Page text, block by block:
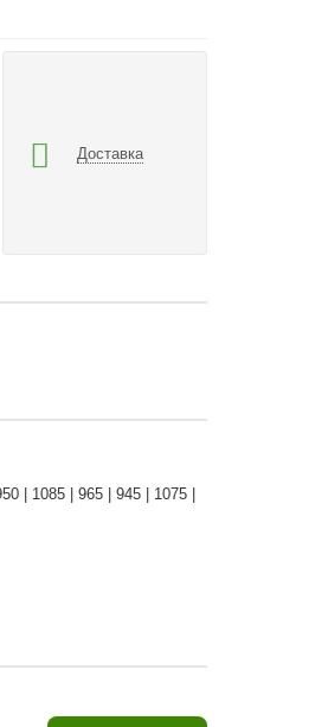
Доставка
| 1085 | 965 | 945 | 1075 |